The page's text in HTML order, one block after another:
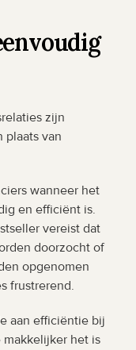
zijn
plaats van
wanneer het
en efficiënt is.
vereist dat
doorzocht of
opgenomen
frustrerend.
aan efficiëntie bij
makkelijker het is